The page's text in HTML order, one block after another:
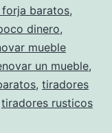
baratos,
dinero,
mueble
un mueble,
, tiradores
tiradores rusticos